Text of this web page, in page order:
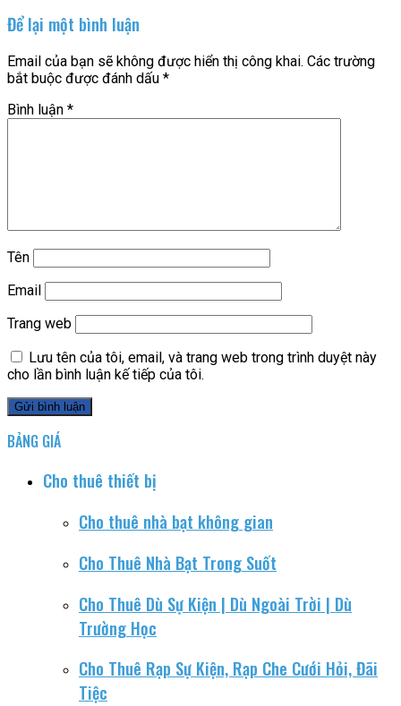
Để lại một bình luận
Email của bạn sẽ không được hiển thị công khai. Các trường
bắt buộc được đánh dấu *
Bình luận *
Tên
Email
Trang web
Lưu tên của tôi, email, và trang web trong trình duyệt này
cho lần bình luận kế tiếp của tôi.
BẢNG GIÁ
Cho thuê thiết bị
Cho thuê nhà bạt không gian
Cho Thuê Nhà Bạt Trong Suốt
Cho Thuê Dù Sự Kiện | Dù Ngoài Trời | Dù
Trường Học
Cho Thuê Rạp Sự Kiện, Rạp Che Cưới Hỏi, Đãi
Tiệc